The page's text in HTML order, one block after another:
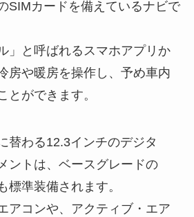
SIMカードを備えているナビで
」と呼ばれるスマホアプリか
房や暖房を操作し、予め車内
とができます。
替わる12.3インチのデジタ
ントは、ベースグレードの
標準装備されます。
アコンや、アクティブ・エア